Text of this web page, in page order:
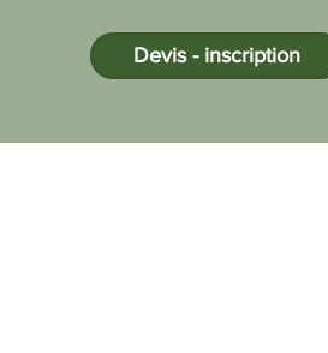
Devis - inscription